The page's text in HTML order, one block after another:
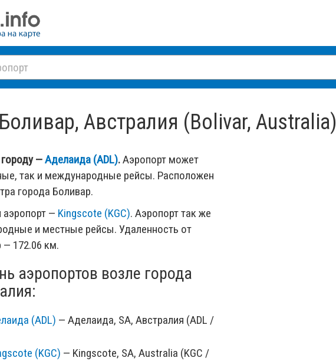
Австралия (Bolivar, Australia)
—Аделаида (ADL).Аэропорт может
так и международные рейсы. Расположен
города Боливар.
аэропорт — Kingscote (KGC). Аэропорт так же
и местные рейсы. Удаленность от
— 172.06 км.
аэропортов возле города
(ADL) — Аделаида, SA, Австралия (ADL /
(KGC) — Kingscote, SA, Australia (KGC /